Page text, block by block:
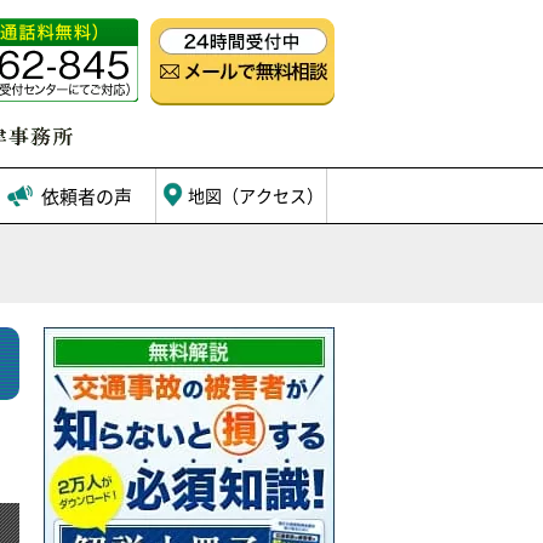
依頼者の声 地図（アクセス）